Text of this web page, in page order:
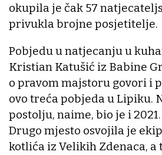
okupila je čak 57
privukla brojne posjetitelje.
Pobjedu u natjecanju u
Kristian Katušić iz Babine
o pravom majstoru govori i
ovo treća pobjeda u Lipiku.
postolju, naime, bio je i
Drugo mjesto osvojila je
kotlića iz Velikih Zdenaca, a